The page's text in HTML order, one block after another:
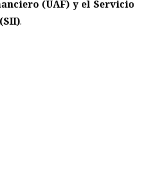
(UAF) y el Servicio
.